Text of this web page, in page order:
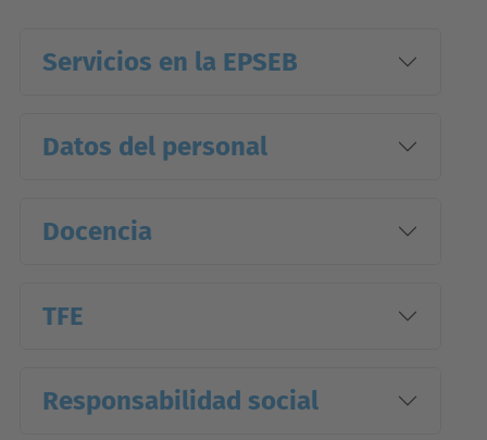
Servicios en la EPSEB
Datos del personal
Docencia
TFE
Responsabilidad social